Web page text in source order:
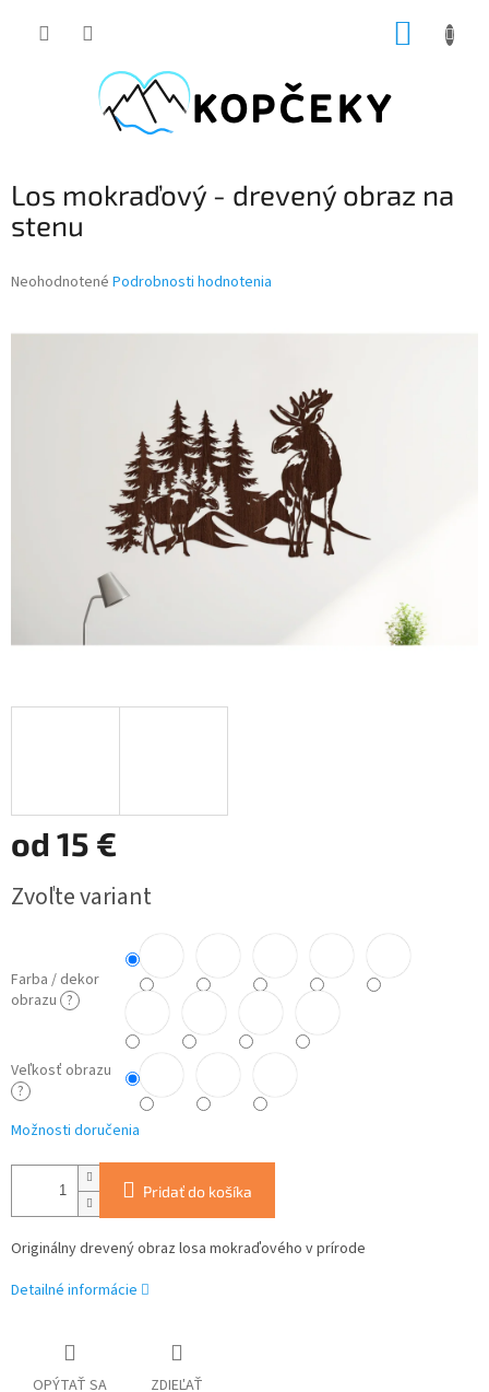
Los mokraďový - drevený obraz na
stenu
Priemerné
Neohodnotené Podrobnosti hodnotenia
od 15 €
cena:
Zvoľte variant
Farba / dekor
obrazu ?
Veľkosť obrazu
?
Možnosti doručenia
Pridať do košíka
Originálny drevený obraz losa mokraďového v prírode
Detailné informácie
OPÝTAŤ SA ZDIEĽAŤ